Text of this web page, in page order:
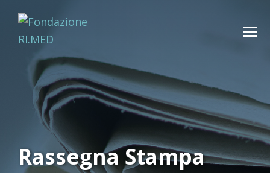
Rassegna Stampa